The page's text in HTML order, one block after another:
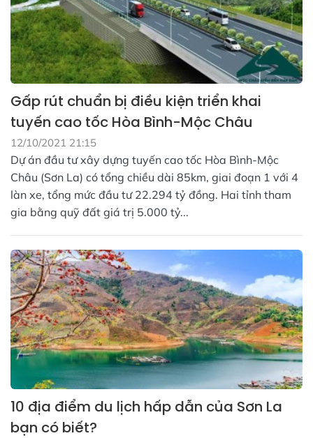
Gấp rút chuẩn bị điều kiện triển khai
tuyến cao tốc Hòa Bình-Mộc Châu
12/10/2021 21:15
Dự án đầu tư xây dựng tuyến cao tốc Hòa Bình-Mộc
Châu (Sơn La) có tổng chiều dài 85km, giai đoạn 1 với 4
làn xe, tổng mức đầu tư 22.294 tỷ đồng. Hai tỉnh tham
gia bằng quỹ đất giá trị 5.000 tỷ...
10 địa điểm du lịch hấp dẫn của Sơn La
bạn có biết?